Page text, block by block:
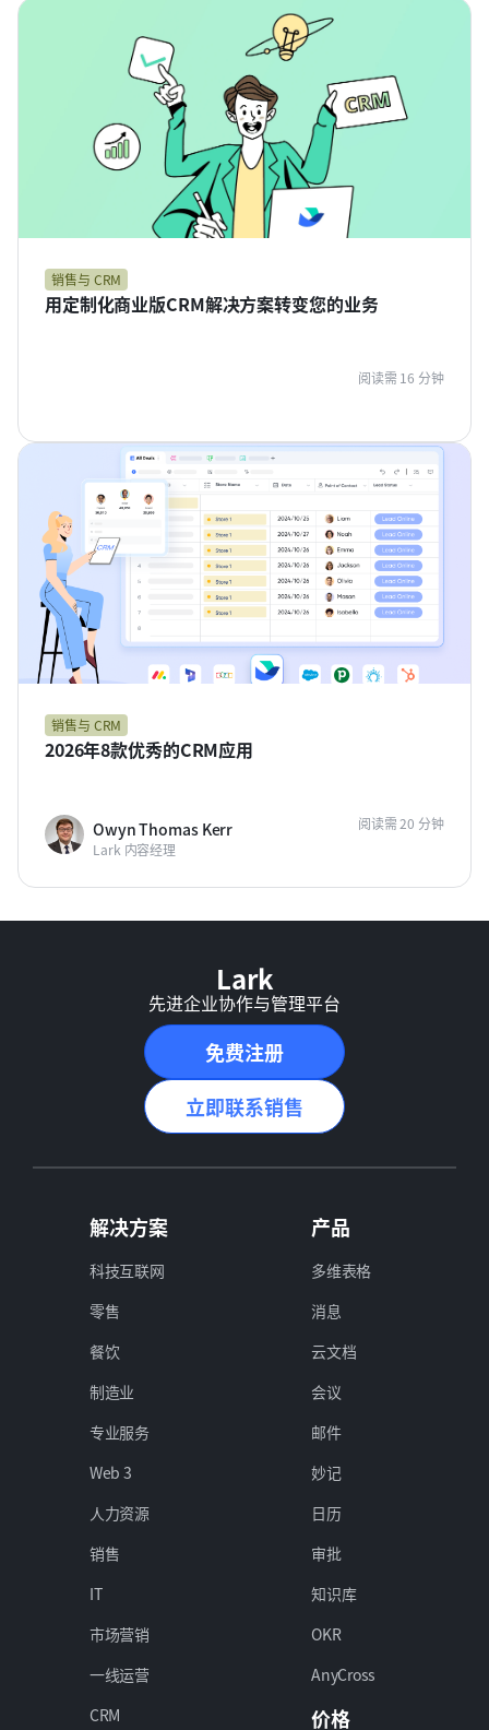
销售与 CRM
用定制化商业版CRM解决方案转变您的业务
阅读需 16 分钟
销售与 CRM
2026年8款优秀的CRM应用
Owyn Thomas Kerr
Lark 内容经理
阅读需 20 分钟
Lark
先进企业协作与管理平台
免费注册
立即联系销售
解决方案
科技互联网
零售
餐饮
制造业
专业服务
Web 3
人力资源
销售
IT
市场营销
一线运营
CRM
产品
多维表格
消息
云文档
会议
邮件
妙记
日历
审批
知识库
OKR
AnyCross
价格